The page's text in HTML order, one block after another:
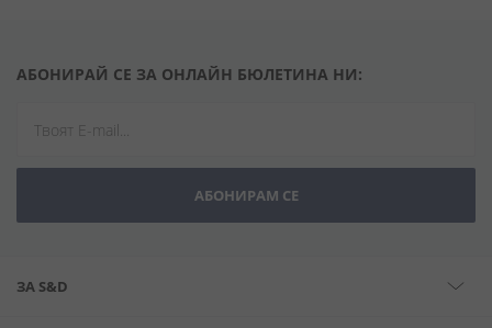
АБОНИРАЙ СЕ ЗА ОНЛАЙН БЮЛЕТИНА НИ:
АБОНИРАМ СЕ
ЗА S&D